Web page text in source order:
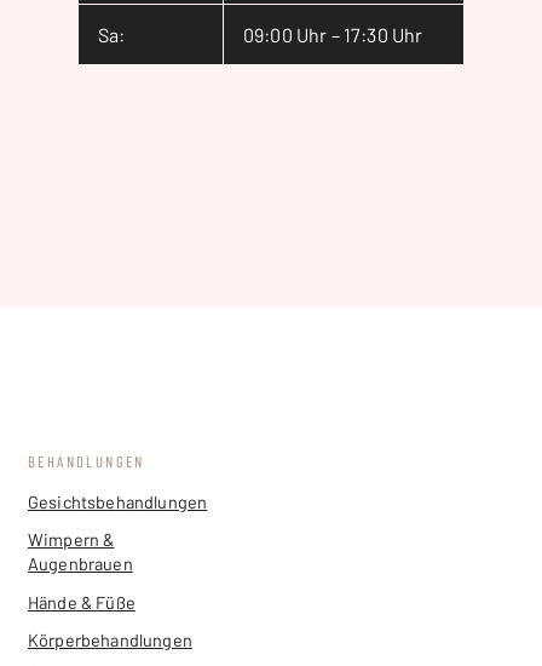
Sa: 09:00 Uhr – 17:30 Uhr
BEHANDLUNGEN
Gesichtsbehandlungen
Wimpern &
Augenbrauen
Hände & Füße
Körperbehandlungen